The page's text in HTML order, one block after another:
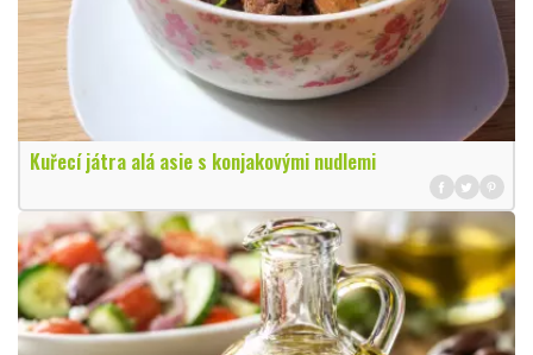
Kuřecí játra alá asie s konjakovými nudlemi